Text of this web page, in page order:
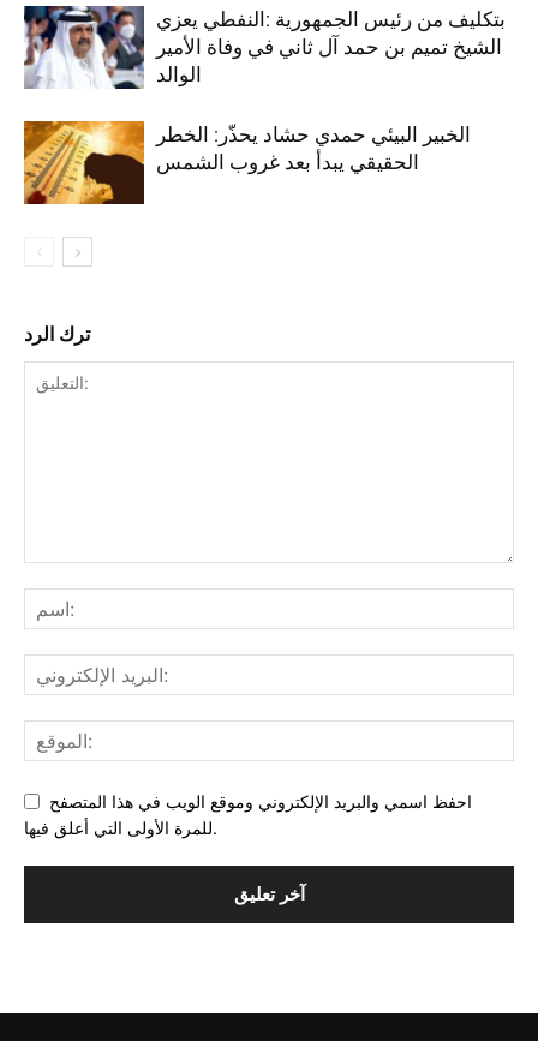
بتكليف من رئيس الجمهورية :النفطي يعزي
الشيخ تميم بن حمد آل ثاني في وفاة الأمير
الوالد
الخبير البيئي حمدي حشاد يحذّر: الخطر
الحقيقي يبدأ بعد غروب الشمس
ترك الرد
احفظ اسمي والبريد الإلكتروني وموقع الويب في هذا المتصفح
للمرة الأولى التي أعلق فيها.